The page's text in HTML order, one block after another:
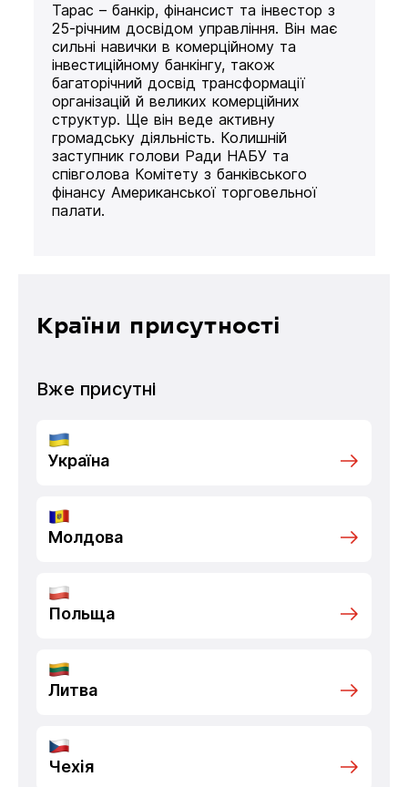
Тарас – банкір, фінансист та інвестор з
25-річним досвідом управління. Він має
сильні навички в комерційному та
інвестиційному банкінгу, також
багаторічний досвід трансформації
організацій й великих комерційних
структур. Ще він веде активну
громадську діяльність. Колишній
заступник голови Ради НАБУ та
співголова Комітету з банківського
фінансу Американської торговельної
палати.
Країни присутності
Вже присутні
Україна
Молдова
Польща
Литва
Чехія